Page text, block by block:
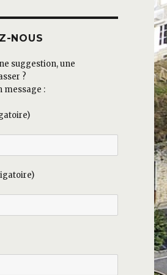
NOUS
suggestion, une
?
message :